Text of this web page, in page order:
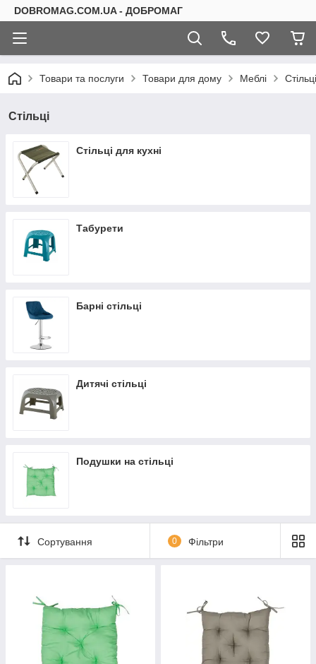
DOBROMAG.COM.UA - ДОБРОМАГ
Товари та послуги Товари для дому Меблі Стільці
Стільці
Стільці для кухні
Табурети
Барні стільці
Дитячі стільці
Подушки на стільці
Сортування 0 Фільтри